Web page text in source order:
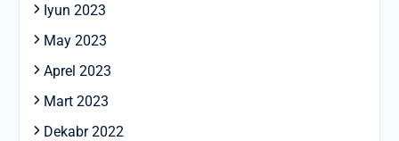
Iyun 2023
May 2023
Aprel 2023
Mart 2023
Dekabr 2022